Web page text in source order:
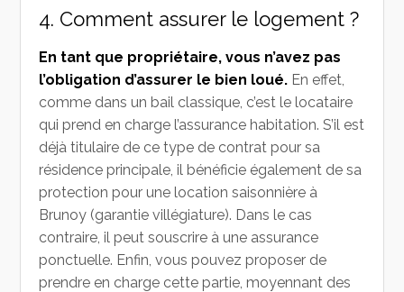
4. Comment assurer le logement ?
En tant que propriétaire, vous n’avez pas
l’obligation d’assurer le bien loué. En effet,
comme dans un bail classique, c’est le locataire
qui prend en charge l’assurance habitation. S’il est
déjà titulaire de ce type de contrat pour sa
résidence principale, il bénéficie également de sa
protection pour une location saisonnière à
Brunoy (garantie villégiature). Dans le cas
contraire, il peut souscrire à une assurance
ponctuelle. Enfin, vous pouvez proposer de
prendre en charge cette partie, moyennant des